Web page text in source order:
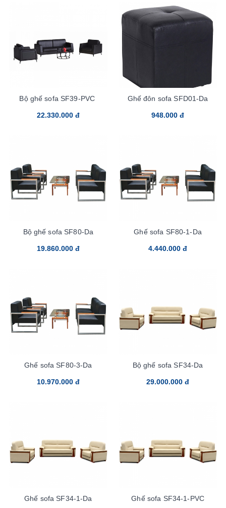
Bộ ghế sofa SF39-PVC
22.330.000 đ
Ghế đôn sofa SFD01-Da
948.000 đ
Bộ ghế sofa SF80-Da
19.860.000 đ
Ghế sofa SF80-1-Da
4.440.000 đ
Ghế sofa SF80-3-Da
10.970.000 đ
Bộ ghế sofa SF34-Da
29.000.000 đ
Ghế sofa SF34-1-Da Ghế sofa SF34-1-PVC